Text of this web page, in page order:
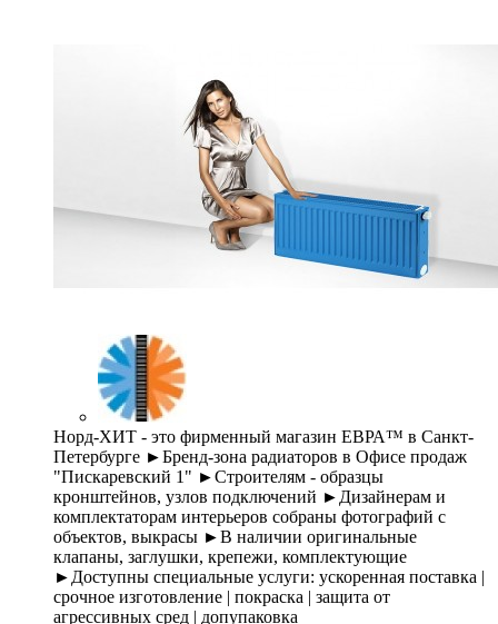
Норд-ХИТ - это фирменный магазин ЕВРА™ в Санкт-
Петербурге ►Бренд-зона радиаторов в Офисе продаж
"Пискаревский 1" ►Строителям - образцы
кронштейнов, узлов подключений ►Дизайнерам и
комплектаторам интерьеров собраны фотографий с
объектов, выкрасы ►В наличии оригинальные
клапаны, заглушки, крепежи, комплектующие
►Доступны специальные услуги: ускоренная поставка |
срочное изготовление | покраска | защита от
агрессивных сред | допупаковка